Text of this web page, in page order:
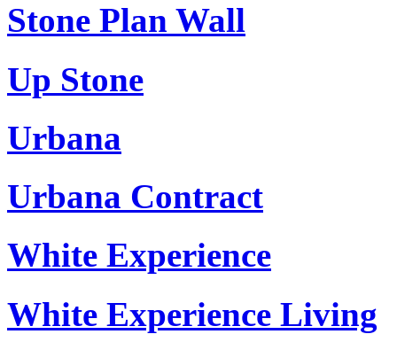
Stone Plan Wall
Up Stone
Urbana
Urbana Contract
White Experience
White Experience Living